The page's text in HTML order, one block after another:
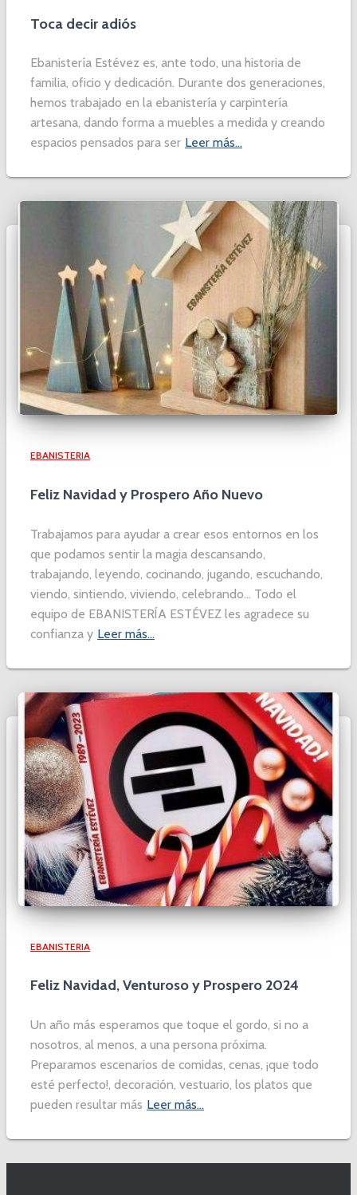
Toca decir adiós
Ebanistería Estévez es, ante todo, una historia de
familia, oficio y dedicación. Durante dos generaciones,
hemos trabajado en la ebanistería y carpintería
artesana, dando forma a muebles a medida y creando
espacios pensados para ser Leer más…
EBANISTERIA
Feliz Navidad y Prospero Año Nuevo
Trabajamos para ayudar a crear esos entornos en los
que podamos sentir la magia descansando,
trabajando, leyendo, cocinando, jugando, escuchando,
viendo, sintiendo, viviendo, celebrando… Todo el
equipo de EBANISTERÍA ESTÉVEZ les agradece su
confianza y Leer más…
EBANISTERIA
Feliz Navidad, Venturoso y Prospero 2024
Un año más esperamos que toque el gordo, si no a
nosotros, al menos, a una persona próxima.
Preparamos escenarios de comidas, cenas, ¡que todo
esté perfecto!, decoración, vestuario, los platos que
pueden resultar más Leer más…